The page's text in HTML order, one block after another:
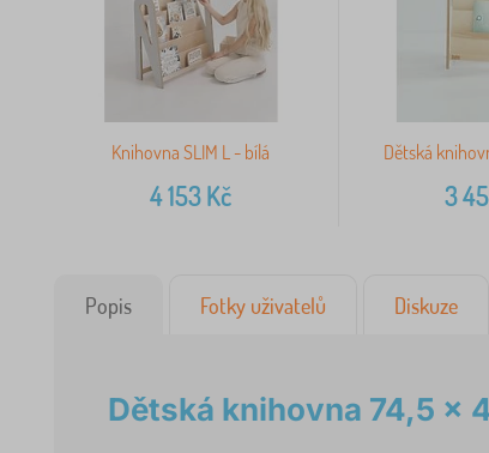
Knihovna SLIM L - bílá
4 153Kč
Dětská
3
Popis Fotky uživatelů Diskuze
Dětská knihovna 74,5 x